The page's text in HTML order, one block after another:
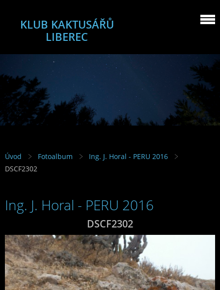
KLUB KAKTUSÁŘŮ
LIBEREC
Úvod Fotoalbum
Ing. J. Horal - PERU 2016
DSCF2302
Ing. J. Horal - PERU 2016
DSCF2302